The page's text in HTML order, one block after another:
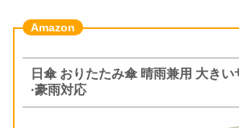
日傘 おりたたみ傘 晴雨兼用 大き
·豪雨対応